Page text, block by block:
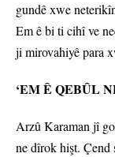
gundê xwe
Em ê bi ti cihî ve
ji mirovahiyê para
‘EM Ê QEBÛL
Arzû Karaman jî
ne dîrok hişt. Çend